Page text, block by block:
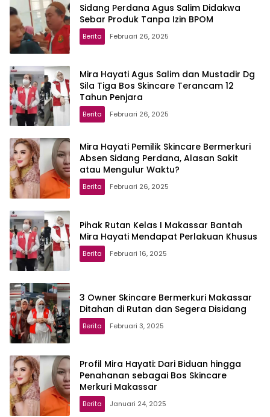
Sidang Perdana Agus Salim Didakwa
Sebar Produk Tanpa Izin BPOM
Berita Februari 26, 2025
Mira Hayati Agus Salim dan Mustadir Dg
Sila Tiga Bos Skincare Terancam 12
Tahun Penjara
Berita Februari 26, 2025
Mira Hayati Pemilik Skincare Bermerkuri
Absen Sidang Perdana, Alasan Sakit
atau Mengulur Waktu?
Berita Februari 26, 2025
Pihak Rutan Kelas I Makassar Bantah
Mira Hayati Mendapat Perlakuan Khusus
Berita Februari 16, 2025
3 Owner Skincare Bermerkuri Makassar
Ditahan di Rutan dan Segera Disidang
Berita Februari 3, 2025
Profil Mira Hayati: Dari Biduan hingga
Penahanan sebagai Bos Skincare
Merkuri Makassar
Berita Januari 24, 2025